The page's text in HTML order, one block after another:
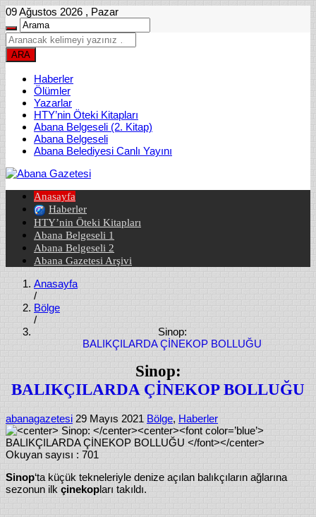
09 Ağustos 2026 , Pazar
Haberler
Ölümler
Yazarlar
HTY’nin Öteki Kitapları
Abana Belgeseli (2. Kitap)
Abana Belgeseli
Abana Belediyesi Canlı Yayını
Anasayfa
Haberler
HTY’nin Öteki Kitapları
Abana Belgeseli 1
Abana Belgeseli 2
Abana Gazetesi Arşivi
Anasayfa
/
Bölge
/
Sinop:
BALIKÇILARDA ÇİNEKOP BOLLUĞU
Sinop:
BALIKÇILARDA ÇİNEKOP BOLLUĞU
abanagazetesi 29 Mayıs 2021 Bölge, Haberler
Okuyan sayısı : 701
Sinop‘ta küçük tekneleriyle denize açılan balıkçıların ağlarına
sezonun ilk çinekopları takıldı.